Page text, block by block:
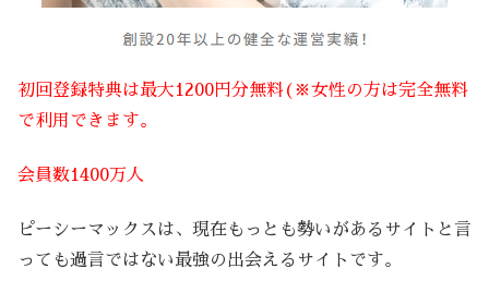
初回登録特典は最大1200円分無料(※女性の方は完全無料
で利用できます。
会員数1400万人
ピーシーマックスは、現在もっとも勢いがあるサイトと言
っても過言ではない最強の出会えるサイトです。